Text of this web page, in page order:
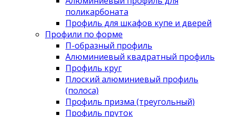
поликарбоната
Профиль для шкафов купе и дверей
Профили по форме
П-образный профиль
Алюминиевый квадратный профиль
Профиль круг
Плоский алюминиевый профиль
(полоса)
Профиль призма (треугольный)
Профиль пруток